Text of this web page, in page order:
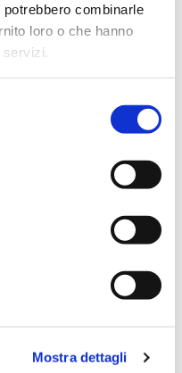
combinarle
loro o che hanno
servizi.
Mostra dettagli